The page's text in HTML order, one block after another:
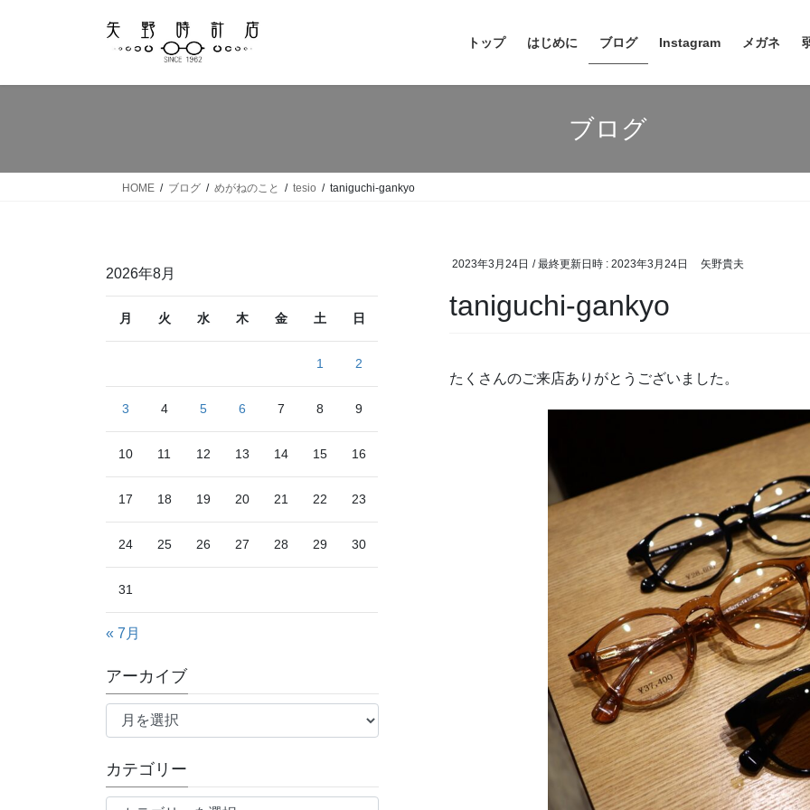
トップ はじめに ブログ Instagram メガネ
ブログ
HOME ブログ めがねのこと tesio taniguchi-gankyo
2023年3月24日 / 最終更新日時 : 2023年3月24日 矢野貴夫
taniguchi-gankyo
たくさんのご来店ありがとうございました。
2026年8月
月 火 水 木 金 土 日
1 2
3 4 5 6 7 8 9
10 11 12 13 14 15 16
17 18 19 20 21 22 23
24 25 26 27 28 29 30
31
« 7月
アーカイブ
ア
イ
ブ
カテゴリー